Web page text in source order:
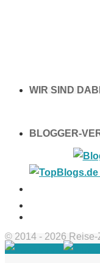
WIR SIND
BLOGGER-
© 2014 - 2026 Reise-